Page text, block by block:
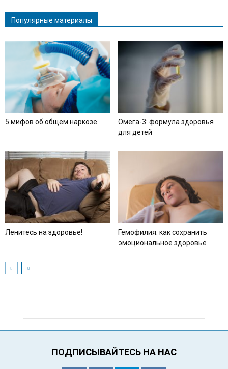
Популярные материалы
5 мифов об общем наркозе
Омега-3: формула здоровья
для детей
Ленитесь на здоровье!
Гемофилия: как сохранить
эмоциональное здоровье
ПОДПИСЫВАЙТЕСЬ НА НАС